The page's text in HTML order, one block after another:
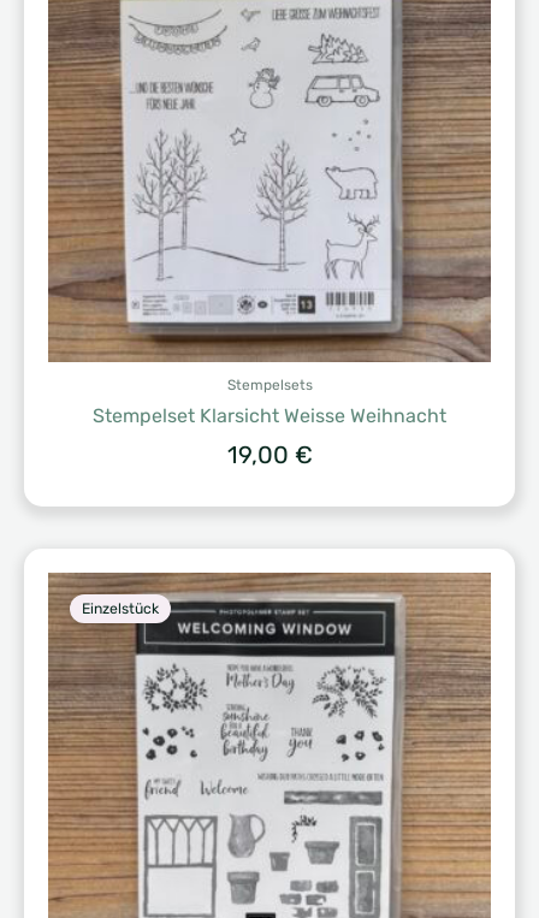
Stempelsets
Stempelset Klarsicht Weisse Weihnacht
19,00 €
Einzelstück